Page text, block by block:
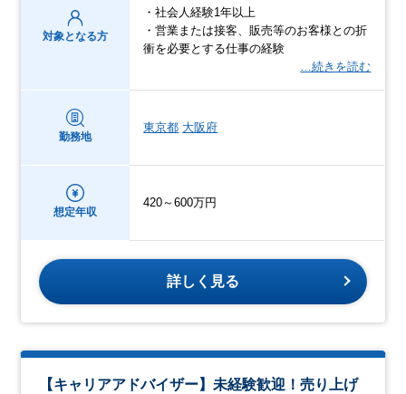
対象となる方
・社会人経験1年以上
・営業または接客、販売等のお客様との折
衝を必要とする仕事の経験
…続きを読む
勤務地
東京都 大阪府
想定年収
420～600万円
詳しく見る
【キャリアアドバイザー】未経験歓迎！売り上げ